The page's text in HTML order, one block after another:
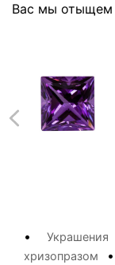
Вас мы отыщем
•
хризопразом